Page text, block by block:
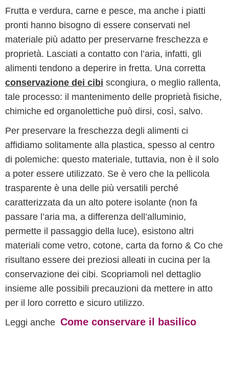
Frutta e verdura, carne e pesce, ma anche i piatti
pronti hanno bisogno di essere conservati nel
materiale più adatto per preservarne freschezza e
proprietà. Lasciati a contatto con l’aria, infatti, gli
alimenti tendono a deperire in fretta. Una corretta
conservazione dei cibi scongiura, o meglio rallenta,
tale processo: il mantenimento delle proprietà fisiche,
chimiche ed organolettiche può dirsi, così, salvo.
Per preservare la freschezza degli alimenti ci
affidiamo solitamente alla plastica, spesso al centro
di polemiche: questo materiale, tuttavia, non è il solo
a poter essere utilizzato. Se è vero che la pellicola
trasparente è una delle più versatili perché
caratterizzata da un alto potere isolante (non fa
passare l’aria ma, a differenza dell’alluminio,
permette il passaggio della luce), esistono altri
materiali come vetro, cotone, carta da forno & Co che
risultano essere dei preziosi alleati in cucina per la
conservazione dei cibi. Scopriamoli nel dettaglio
insieme alle possibili precauzioni da mettere in atto
per il loro corretto e sicuro utilizzo.
Leggi anche Come conservare il basilico